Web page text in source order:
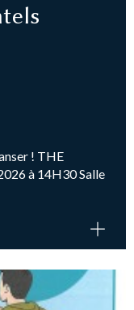
! THE
à 14H30 Salle